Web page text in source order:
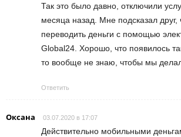
Так это было давно, отключили
месяца назад. Мне подсказал
переводить деньги с помощью
Global24. Хорошо, что появилось
то вообще не знаю, чтобы мы
Ответить
Оксана 03.07.2020 в 17:07
Действительно мобильными